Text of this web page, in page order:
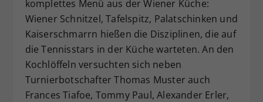
komplettes Menü aus der Wiener Küche:
Wiener Schnitzel, Tafelspitz, Palatschinken und
Kaiserschmarrn hießen die Disziplinen, die auf
die Tennisstars in der Küche warteten. An den
Kochlöffeln versuchten sich neben
Turnierbotschafter Thomas Muster auch
Frances Tiafoe, Tommy Paul, Alexander Erler,